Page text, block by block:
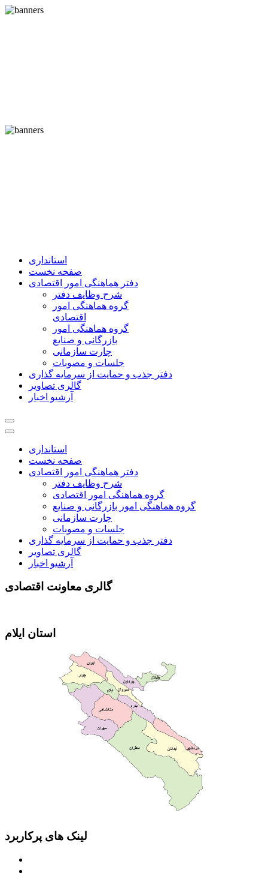
استانداری
صفحه نخست
دفتر هماهنگی امور اقتصادی
شرح وظایف دفتر
گروه هماهنگی امور
اقتصادی
گروه هماهنگی امور
بازرگانی و صنایع
چارت سازمانی
جلسات و مصوبات
دفتر جذب و حمایت از سرمایه گذاری
گالری تصاویر
آرشیو اخبار
استانداری
صفحه نخست
دفتر هماهنگی امور اقتصادی
شرح وظایف دفتر
گروه هماهنگی امور اقتصادی
گروه هماهنگی امور بازرگانی و صنایع
چارت سازمانی
جلسات و مصوبات
دفتر جذب و حمایت از سرمایه گذاری
گالری تصاویر
آرشیو اخبار
گالری معاونت اقتصادی
استان ایلام
لینک های پرکاربرد